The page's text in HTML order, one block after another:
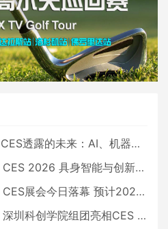
CES透露的未来：AI、机器人与智能生活大爆发
CES 2026 具身智能与创新领域 中国公司大放异彩
CES展会今日落幕 预计2026行业收入将超五千亿美元
深圳科创学院组团亮相CES 广受好评